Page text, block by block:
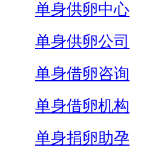
单身供卵中心
单身供卵公司
单身借卵咨询
单身借卵机构
单身捐卵助孕